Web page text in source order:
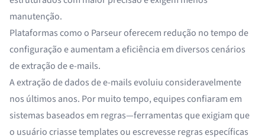
manutenção.
Plataformas como o Parseur oferecem redução no tempo de
configuração e aumentam a eficiência em diversos cenários
de extração de e-mails.
A extração de dados de e-mails evoluiu consideravelmente
nos últimos anos. Por muito tempo, equipes confiaram em
sistemas baseados em regras—ferramentas que exigiam que
o usuário criasse templates ou escrevesse regras específicas